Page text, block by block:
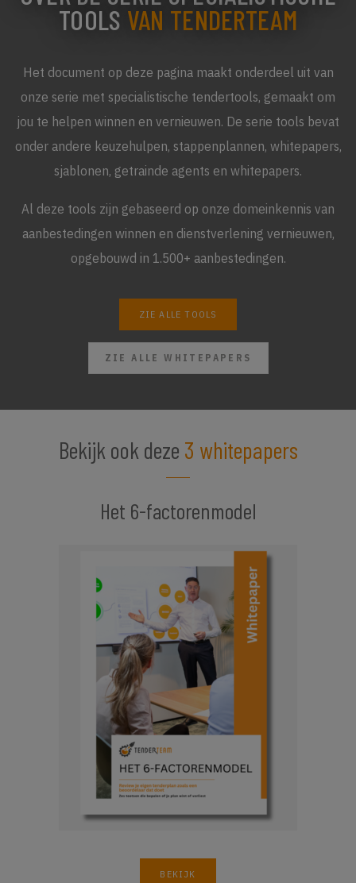
TOOLS VAN TENDERTEAM
Het document op deze pagina maakt onderdeel uit van
onze serie met specialistische tendertools, gemaakt om
jou te helpen winnen en vernieuwen. De serie tools bevat
onder andere keuzehulpen, stappenplannen, whitepapers,
sjablonen, getrainde agents en whitepapers.
Al deze tools zijn gebaseerd op onze domeinkennis van
aanbestedingen winnen en dienstverlening vernieuwen,
opgebouwd in 1.500+ aanbestedingen.
ZIE ALLE TOOLS
ZIE ALLE WHITEPAPERS
Bekijk ook deze 3 whitepapers
Het 6-factorenmodel
BEKIJK